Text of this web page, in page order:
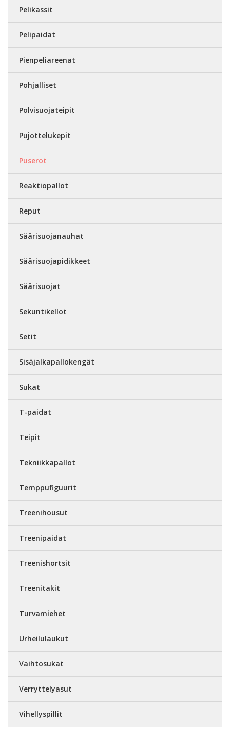
Pelikassit
Pelipaidat
Pienpeliareenat
Pohjalliset
Polvisuojateipit
Pujottelukepit
Puserot
Reaktiopallot
Reput
Säärisuojanauhat
Säärisuojapidikkeet
Säärisuojat
Sekuntikellot
Setit
Sisäjalkapallokengät
Sukat
T-paidat
Teipit
Tekniikkapallot
Temppufiguurit
Treenihousut
Treenipaidat
Treenishortsit
Treenitakit
Turvamiehet
Urheilulaukut
Vaihtosukat
Verryttelyasut
Vihellyspillit